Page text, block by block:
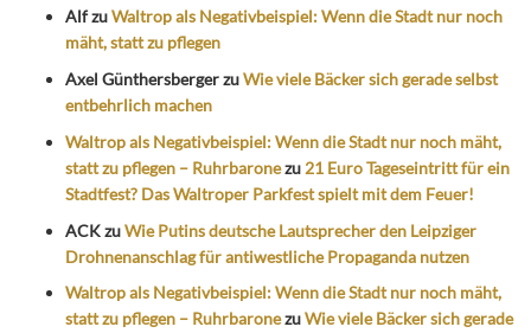
AlfzuWaltrop als Negativbeispiel: Wenn die Stadt nur noch
mäht, statt zu pflegen
Axel GünthersbergerzuWie viele Bäcker sich gerade selbst
entbehrlich machen
Waltrop als Negativbeispiel: Wenn die Stadt nur noch mäht,
statt zu pflegen – Ruhrbaronezu 21 Euro Tageseintritt für ein
Stadtfest? Das Waltroper Parkfest spielt mit dem Feuer!
ACKzuWie Putins deutsche Lautsprecher den Leipziger
Drohnenanschlag für antiwestliche Propaganda nutzen
Waltrop als Negativbeispiel: Wenn die Stadt nur noch mäht,
statt zu pflegen – RuhrbaronezuWie viele Bäcker sich gerade